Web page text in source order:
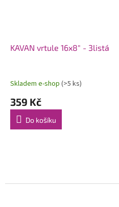
KAVAN vrtule 16x8" - 3listá
Skladem e-shop (>5 ks)
359 Kč
Do košíku